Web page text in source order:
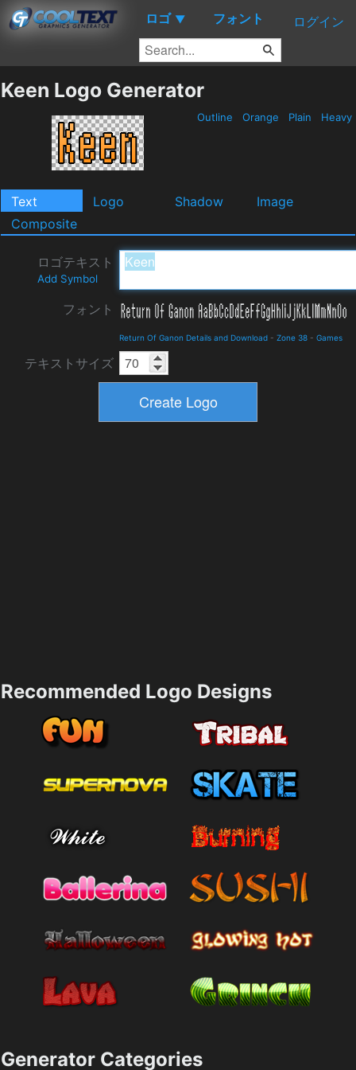
ロゴ ▼ フォント ログイン
Keen Logo Generator
Outline Orange Plain Heavy
Text Logo Shadow
Image
Composite
ロゴテキスト
Add Symbol
フォント
Return Of Ganon Details and Download - Zone 38 - Games
テキストサイズ
Recommended Logo Designs
Generator Categories